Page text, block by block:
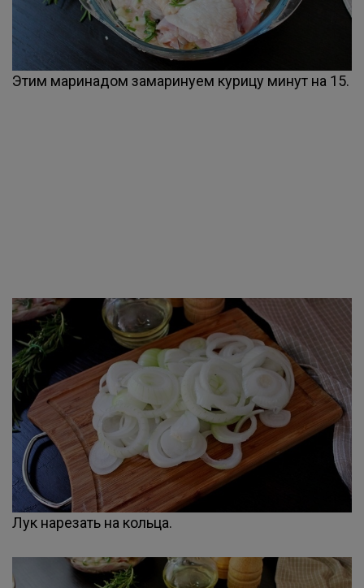
Этим маринадом замаринуем курицу минут на 15.
Лук нарезать на кольца.